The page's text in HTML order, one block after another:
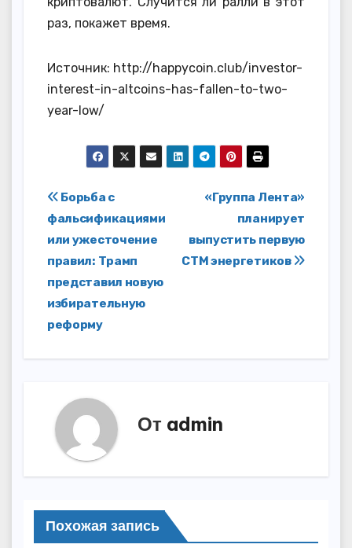
раз, покажет время.
Источник: http://happycoin.club/investor-
interest-in-altcoins-has-fallen-to-two-
year-low/
Навигация
по
записям
«Группа Лента»
планирует
выпустить первую
СТМ энергетиков
Борьба с
фальсификациями
или ужесточение
правил: Трамп
представил новую
избирательную
реформу
От admin
Похожая запись